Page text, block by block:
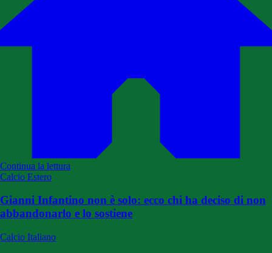
Continua la lettura
Calcio Estero
Gianni Infantino non è solo: ecco chi ha deciso di non
abbandonarlo e lo sostiene
Calcio Italiano